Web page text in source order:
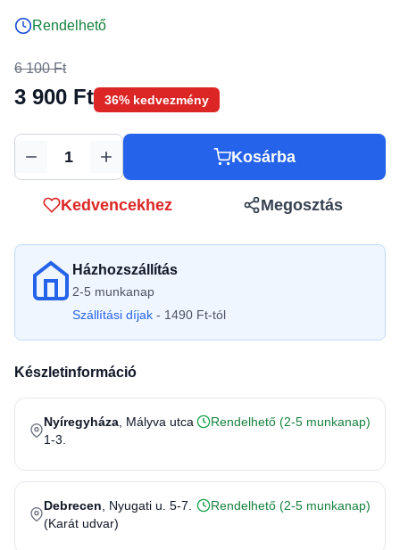
Rendelhető
6 100 Ft
3 900 Ft 36% kedvezmény
Mennyiség Kosárba
Kedvencekhez Megosztás
Házhozszállítás
2-5 munkanap
Szállítási díjak - 1490 Ft-tól
Készletinformáció
Nyíregyháza , Mályva utca
1-3.
Rendelhető (2-5 munkanap)
Debrecen , Nyugati u. 5-7.
(Karát udvar)
Rendelhető (2-5 munkanap)